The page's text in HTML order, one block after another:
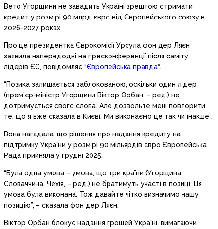
Вето Угорщини не завадить Україні зрештою отримати
кредит у розмірі 90 млрд євро від Європейського союзу в
2026-2027 роках.
Про це президентка Єврокомісії Урсула фон дер Ляєн
заявила напередодні на пресконференції після саміту
лідерів ЄС, повідомляє “Європейська правда“.
“Позика залишається заблокованою, оскільки один лідер
(прем’єр-міністр Угорщини Віктор Орбан, – ред.) не
дотримується свого слова. Але дозвольте мені повторити
те, що я вже сказала в Києві. Ми виконаємо це так чи інакше”.
Вона нагадала, що рішення про надання кредиту на
підтримку України у розмірі 90 мільярдів євро Європейська
Рада прийняла у грудні 2025.
“Була одна умова – умова, що три країни (Угорщина,
Словаччина, Чехія, – ред.) не братимуть участі в позиці. Ця
умова була виконана. Тож давайте чітко визначимо нашу
позицію”, – сказала фон дер Ляєн.
Віктор Орбан блокує надання грошей Україні, вимагаючи